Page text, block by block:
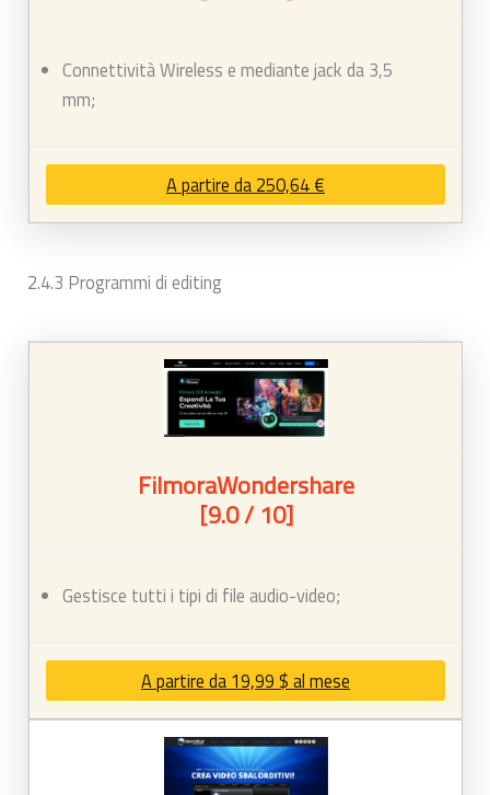
Connettività Wireless e mediante jack da 3,5
mm;
A partire da 250,64 €
2.4.3 Programmi di editing
FilmoraWondershare
[9.0 / 10]
Gestisce tutti i tipi di file audio-video;
A partire da 19,99 $ al mese